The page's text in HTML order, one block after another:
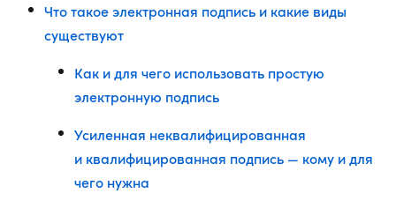
Что такое электронная подпись и какие виды
существуют
Как и для чего использовать простую
электронную подпись
Усиленная неквалифицированная
и квалифицированная подпись — кому и для
чего нужна